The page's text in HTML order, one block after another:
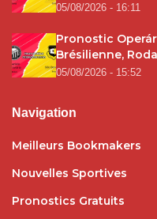
05/08/2026 - 16:11
Pronostic
Brésilienne,
05/08/2026 - 15:52
Navigation
Meilleurs Bookmakers
Nouvelles Sportives
Pronostics Gratuits